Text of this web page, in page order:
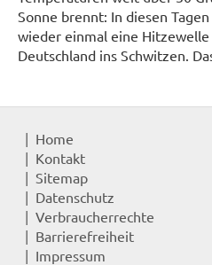
Sonne brennt: In diesen
wieder einmal eine Hitzewelle
Deutschland ins Schwitzen.
Home
Kontakt
Sitemap
Datenschutz
Verbraucherrechte
Barrierefreiheit
Impressum